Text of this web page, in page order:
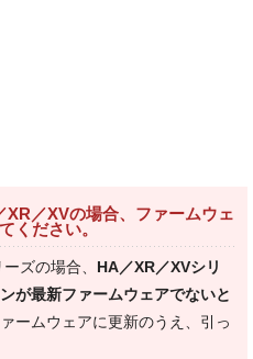
／XVの場合、ファームウェ
ください。
ズの場合、
HA／XR／XVシリ
が最新ファームウェアでないと
ームウェアに更新のうえ、引っ